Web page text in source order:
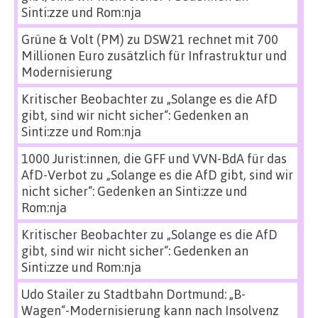
Sinti:zze und Rom:nja
Grüne & Volt (PM) zu DSW21 rechnet mit 700
Millionen Euro zusätzlich für Infrastruktur und
Modernisierung
Kritischer Beobachterzu „Solange es die AfD
gibt, sind wir nicht sicher“: Gedenken an
Sinti:zze und Rom:nja
1000 Jurist:innen, die GFF und VVN-BdA für das
AfD-Verbot zu „Solange es die AfD gibt, sind wir
nicht sicher“: Gedenken an Sinti:zze und
Rom:nja
Kritischer Beobachterzu „Solange es die AfD
gibt, sind wir nicht sicher“: Gedenken an
Sinti:zze und Rom:nja
Udo Stailerzu Stadtbahn Dortmund: „B-
Wagen“-Modernisierung kann nach Insolvenz